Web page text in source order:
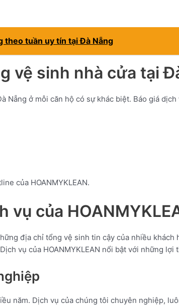
theo tuần uy tín tại Đà Nẵng
vệ sinh nhà cửa tại
Nẵng ở mỗi căn hộ có sự khác biệt. Báo giá
của HOANMYKLEAN.
vụ của
địa chỉ tổng vệ sinh tin cậy của nhiều
vụ của HOANMYKLEAN nổi bật với những lợi
năm. Dịch vụ của chúng tôi chuyên nghiệp,